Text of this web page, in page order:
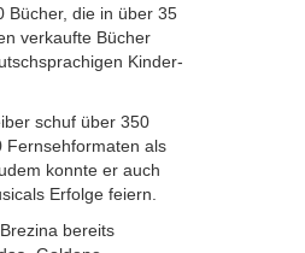
Bücher, die in über 35
verkaufte Bücher
Kinder-
schuf über 350
Fernsehformaten als
konnte er auch
Erfolge feiern.
bereits